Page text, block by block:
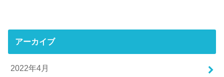
アーカイブ
2022年4月